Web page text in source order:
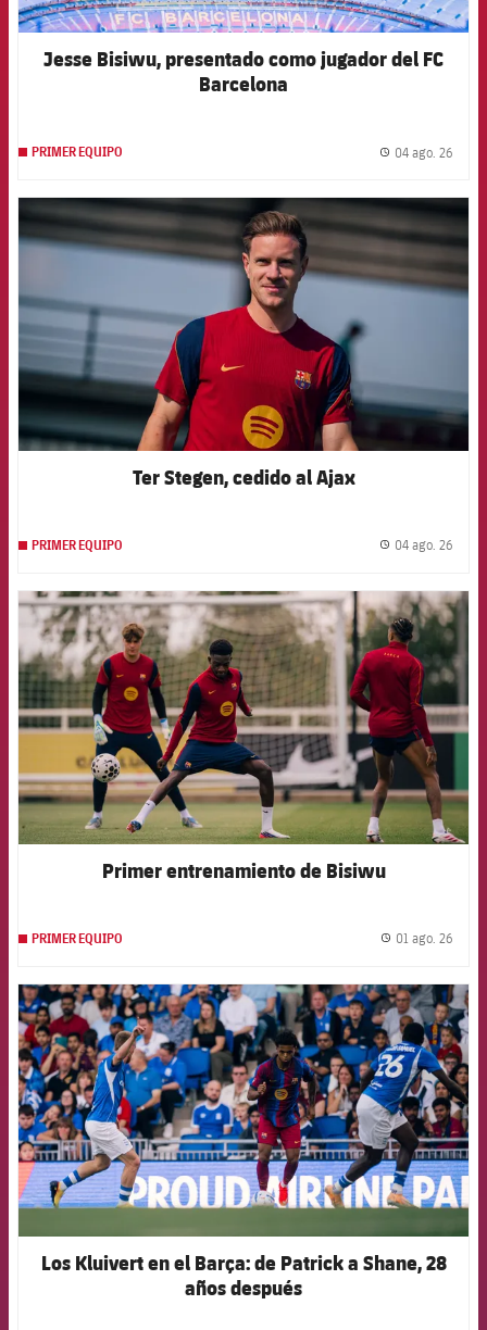
Jesse Bisiwu, presentado como jugador del FC
Barcelona
PRIMER EQUIPO 04 ago. 26
FCB Barcelona badge
Ter Stegen, cedido al Ajax
PRIMER EQUIPO 04 ago. 26
FCB Barcelona badge
Primer entrenamiento de Bisiwu
PRIMER EQUIPO 01 ago. 26
FCB Barcelona badge
Los Kluivert en el Barça: de Patrick a Shane, 28
años después